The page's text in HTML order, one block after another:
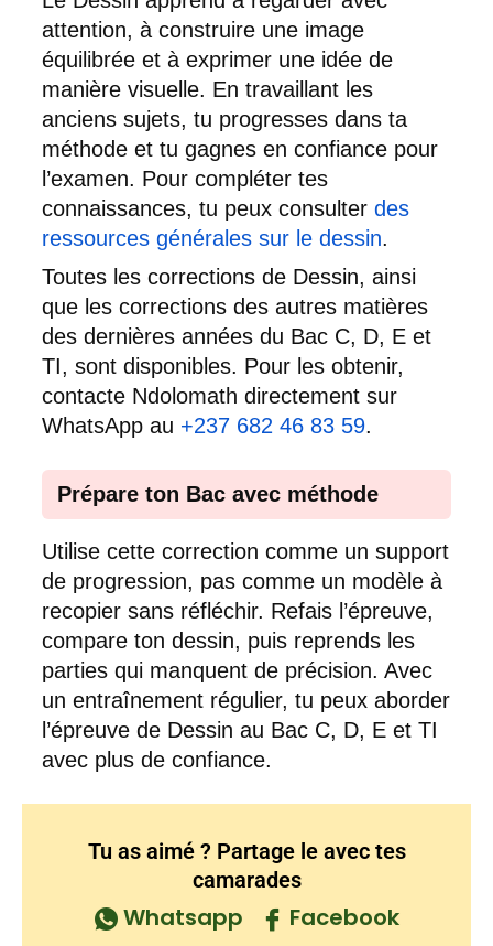
attention, à construire une image
équilibrée et à exprimer une idée de
manière visuelle. En travaillant les
anciens sujets, tu progresses dans ta
méthode et tu gagnes en confiance pour
l’examen. Pour compléter tes
connaissances, tu peux consulter des
ressources générales sur le dessin.
Toutes les corrections de Dessin, ainsi
que les corrections des autres matières
des dernières années du Bac C, D, E et
TI, sont disponibles. Pour les obtenir,
contacte Ndolomath directement sur
WhatsApp au +237 682 46 83 59.
Prépare ton Bac avec méthode
Utilise cette correction comme un support
de progression, pas comme un modèle à
recopier sans réfléchir. Refais l’épreuve,
compare ton dessin, puis reprends les
parties qui manquent de précision. Avec
un entraînement régulier, tu peux aborder
l’épreuve de Dessin au Bac C, D, E et TI
avec plus de confiance.
Tu as aimé ? Partage le avec tes
camarades
Whatsapp Facebook